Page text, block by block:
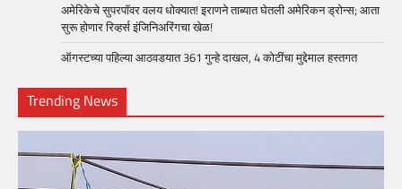
अमेरिकेचे सुपरपॉवर वलय धोक्यात! इराणने ताब्यात घेतली अमेरिकन ड्रोन्स; आता
सुरू होणार रिव्हर्स इंजिनिअरिंगचा खेळ!
ऑगस्टच्या पहिल्या आठवडयात 361 गुन्हे दाखल, 4 कोटींचा मुद्देमाल हस्तगत
Trending News